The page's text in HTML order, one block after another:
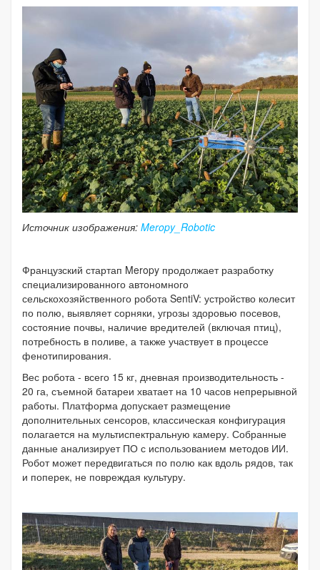
Источник изображения: Meropy_Robotic
Французский стартап Meropy продолжает разработку
специализированного автономного
сельскохозяйственного робота SentiV: устройство колесит
по полю, выявляет сорняки, угрозы здоровью посевов,
состояние почвы, наличие вредителей (включая птиц),
потребность в поливе, а также участвует в процессе
фенотипирования.
Вес робота - всего 15 кг, дневная производительность -
20 га, съемной батареи хватает на 10 часов непрерывной
работы. Платформа допускает размещение
дополнительных сенсоров, классическая конфигурация
полагается на мультиспектральную камеру. Собранные
данные анализирует ПО с использованием методов ИИ.
Робот может передвигаться по полю как вдоль рядов, так
и поперек, не повреждая культуру.